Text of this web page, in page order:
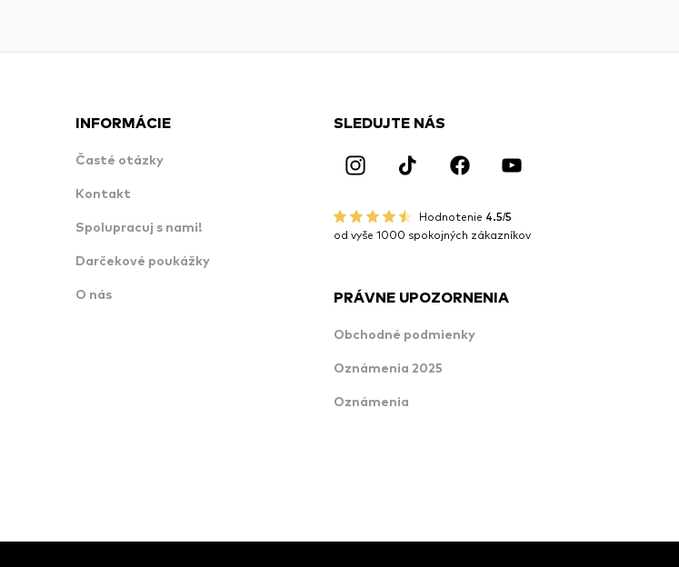
INFORMÁCIE
Časté otázky
Kontakt
Spolupracuj s nami!
Darčekové poukážky
O nás
SLEDUJTE NÁS
Hodnotenie 4.5/5
od vyše 1000 spokojných zákazníkov
PRÁVNE UPOZORNENIA
Obchodné podmienky
Oznámenia 2025
Oznámenia